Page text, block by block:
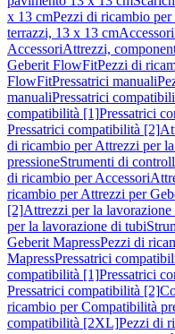
x 13 cmPezzi di ricambio
terrazzi, 13 x 13 cmAccessori
AccessoriAttrezzi,
Geberit FlowFitPezzi di
FlowFitPressatrici manuali
manualiPressatrici
compatibilità [1]Pressatrici
Pressatrici compatibilità [2]
di ricambio per Attrezzi per
pressioneStrumenti di
di ricambio per Accessori
ricambio per Attrezzi per
[2]Attrezzi per la
per la lavorazione di tubi
Geberit MapressPezzi di
MapressPressatrici
compatibilità [1]Pressatrici
Pressatrici compatibilità [2]
ricambio per Compatibilità
compatibilità [2XL]Pezzi di